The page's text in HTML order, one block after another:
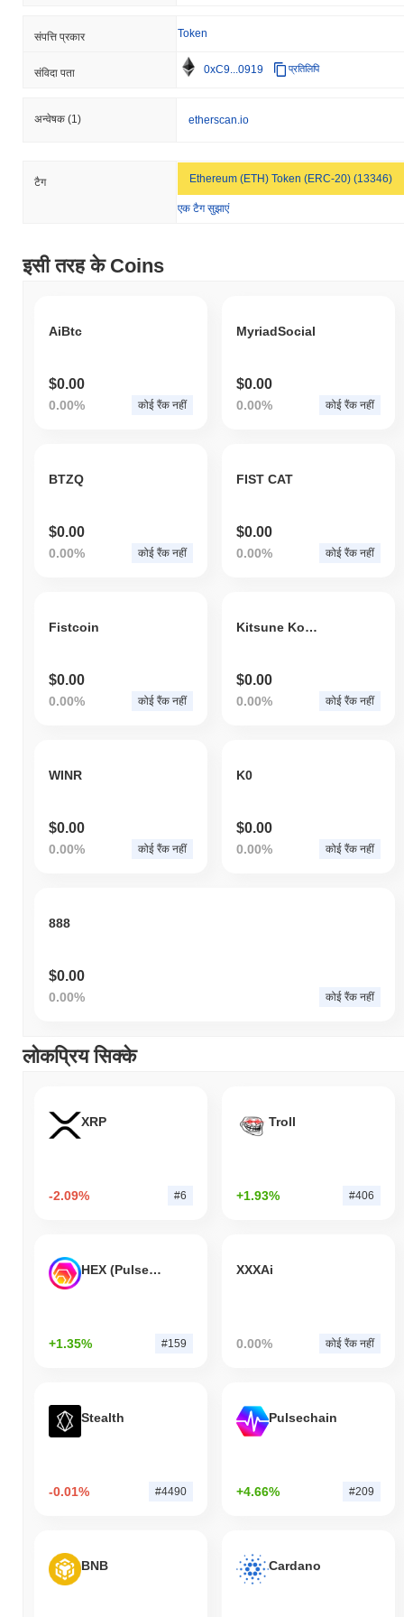
व्यापक क्रिप्टो बाजार की तुलना में THE TICKER IS कैसा
0.64% की वृद्धि दर्ज की से कम प्रदर्शन किया। यह व्यापक बाजार गति के सापेक्ष
संपत्ति प्रकार Token
संविदा पता 0xC9...0919 प्रतिलिपि
अन्वेषक (1) etherscan.io
टैग Ethereum (ETH) Token (ERC-20) (13346)
एक टैग सुझाएं
इसी तरह के Coins
AiBtc
$0.00
0.00% कोई रैंक नहीं
MyriadSocial
$0.00
0.00% कोई रैंक नहीं
BTZQ
$0.00
0.00% कोई रैंक नहीं
FIST CAT
$0.00
0.00% कोई रैंक नहीं
Fistcoin
$0.00
0.00% कोई रैंक नहीं
Kitsune Koins
$0.00
0.00% कोई रैंक नहीं
WINR
$0.00
0.00% कोई रैंक नहीं
K0
$0.00
0.00% कोई रैंक नहीं
888
$0.00
0.00% कोई रैंक नहीं
लोकप्रिय सिक्के
XRP
-2.09% #6
Troll
+1.93% #406
HEX (Pulsechain)
+1.35% #159
XXXAi
0.00% कोई रैंक नहीं
Stealth
-0.01% #4490
Pulsechain
+4.66% #209
BNB Cardano